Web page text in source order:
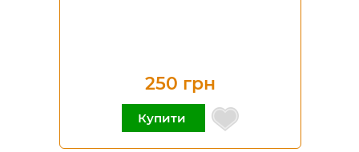
250 грн
Купити